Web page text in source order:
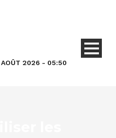
AOÛT 2026 - 05:50